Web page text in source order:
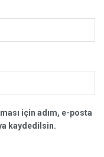
için adım, e-posta
kaydedilsin.